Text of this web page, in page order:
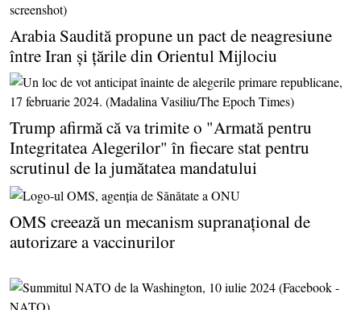
Arabia Saudită propune un pact de neagresiune
între Iran şi ţările din Orientul Mijlociu
Trump afirmă că va trimite o "Armată pentru
Integritatea Alegerilor" în fiecare stat pentru
scrutinul de la jumătatea mandatului
OMS creează un mecanism supranaţional de
autorizare a vaccinurilor